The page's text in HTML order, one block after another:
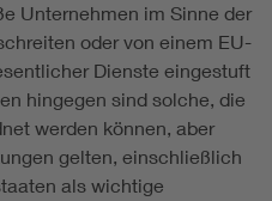
Unternehmen im Sinne der
oder von einem EU-
Dienste eingestuft
hingegen sind solche, die
werden können, aber
gelten, einschließlich
als wichtige